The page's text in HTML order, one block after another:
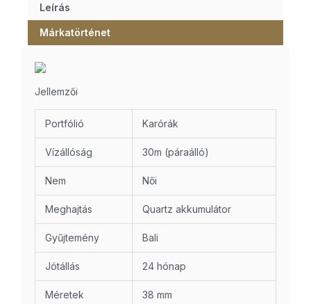
Leírás
Márkatörténet
Jellemzői
Portfólió Karórák
Vízállóság 30m (páraálló)
Nem Női
Meghajtás Quartz akkumulátor
Gyűjtemény Bali
Jótállás 24 hónap
Méretek 38 mm